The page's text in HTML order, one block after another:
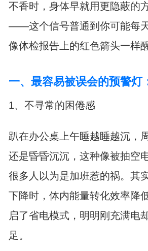
不香时，身体早就用更隐蔽的
——这个信号普通到你可能每
像体检报告上的红色箭头一样醒
一、最容易被误会的预警灯
1、不寻常的困倦感
趴在办公桌上午睡越睡越沉，
还是昏昏沉沉，这种像被抽空
很多人以为是加班惹的祸。其
下降时，体内能量转化效率降
启了省电模式，明明刚充满电
足。